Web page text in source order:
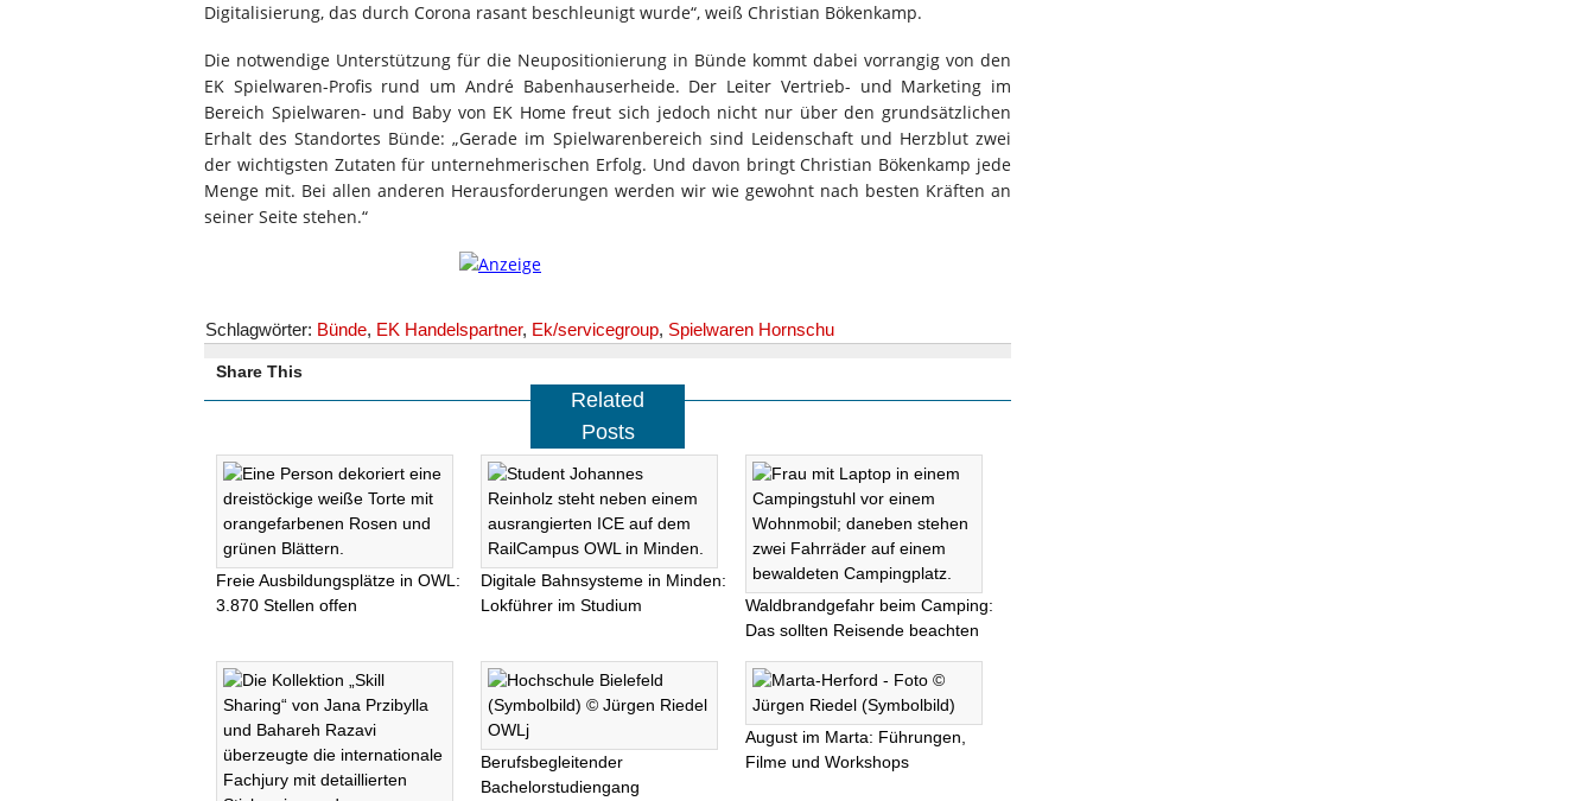
Digitalisierung, das durch Corona rasant beschleunigt wurde“, weiß Christian Bökenkamp.
Die notwendige Unterstützung für die Neupositionierung in Bünde kommt dabei vorrangig von den
EK Spielwaren-Profis rund um André Babenhauserheide. Der Leiter Vertrieb- und Marketing im
Bereich Spielwaren- und Baby von EK Home freut sich jedoch nicht nur über den grundsätzlichen
Erhalt des Standortes Bünde: „Gerade im Spielwarenbereich sind Leidenschaft und Herzblut zwei
der wichtigsten Zutaten für unternehmerischen Erfolg. Und davon bringt Christian Bökenkamp jede
Menge mit. Bei allen anderen Herausforderungen werden wir wie gewohnt nach besten Kräften an
seiner Seite stehen.“
Schlagwörter: Bünde, EK Handelspartner, Ek/servicegroup, Spielwaren Hornschu
Share This
Related
Posts
Freie Ausbildungsplätze in OWL:
3.870 Stellen offen
Digitale Bahnsysteme in Minden:
Lokführer im Studium
Waldbrandgefahr beim Camping:
Das sollten Reisende beachten
Berufsbegleitender
Bachelorstudiengang
August im Marta: Führungen,
Filme und Workshops